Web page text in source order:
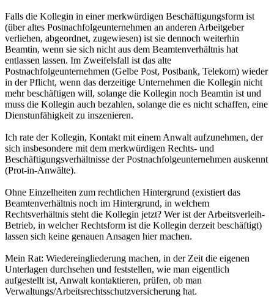
Falls die Kollegin in einer merkwürdigen Beschäftigungsform ist
(über altes Postnachfolgeunternehmen an anderen Arbeitgeber
verliehen, abgeordnet, zugewiesen) ist sie dennoch weiterhin
Beamtin, wenn sie sich nicht aus dem Beamtenverhältnis hat
entlassen lassen. Im Zweifelsfall ist das alte
Postnachfolgeunternehmen (Gelbe Post, Postbank, Telekom) wieder
in der Pflicht, wenn das derzeitige Unternehmen die Kollegin nicht
mehr beschäftigen will, solange die Kollegin noch Beamtin ist und
muss die Kollegin auch bezahlen, solange die es nicht schaffen, eine
Dienstunfähigkeit zu inszenieren.
Ich rate der Kollegin, Kontakt mit einem Anwalt aufzunehmen, der
sich insbesondere mit dem merkwürdigen Rechts- und
Beschäftigungsverhältnisse der Postnachfolgeunternehmen auskennt
(Prot-in-Anwälte).
Ohne Einzelheiten zum rechtlichen Hintergrund (existiert das
Beamtenverhältnis noch im Hintergrund, in welchem
Rechtsverhältnis steht die Kollegin jetzt? Wer ist der Arbeitsverleih-
Betrieb, in welcher Rechtsform ist die Kollegin derzeit beschäftigt)
lassen sich keine genauen Ansagen hier machen.
Mein Rat: Wiedereingliederung machen, in der Zeit die eigenen
Unterlagen durchsehen und feststellen, wie man eigentlich
aufgestellt ist, Anwalt kontaktieren, prüfen, ob man
Verwaltungs/Arbeitsrechtsschutzversicherung hat.